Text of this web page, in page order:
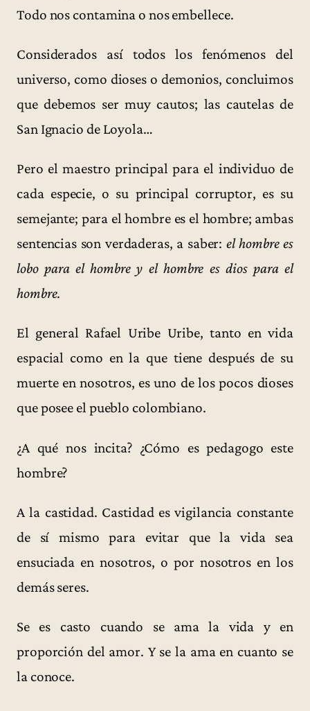
Todo nos contamina o nos embellece.
Considerados así todos los fenómenos del
universo, como dioses o demonios, concluimos
que debemos ser muy cautos; las cautelas de
San Ignacio de Loyola…
Pero el maestro principal para el individuo de
cada especie, o su principal corruptor, es su
semejante; para el hombre es el hombre; ambas
sentencias son verdaderas, a saber: el hombre es
lobo para el hombre y el hombre es dios para el
hombre.
El general Rafael Uribe Uribe, tanto en vida
espacial como en la que tiene después de su
muerte en nosotros, es uno de los pocos dioses
que posee el pueblo colombiano.
¿A qué nos incita? ¿Cómo es pedagogo este
hombre?
A la castidad. Castidad es vigilancia constante
de sí mismo para evitar que la vida sea
ensuciada en nosotros, o por nosotros en los
demás seres.
Se es casto cuando se ama la vida y en
proporción del amor. Y se la ama en cuanto se
la conoce.